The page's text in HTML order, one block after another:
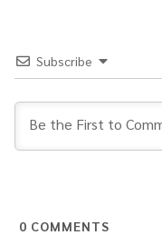
Subscribe
0 COMMENTS